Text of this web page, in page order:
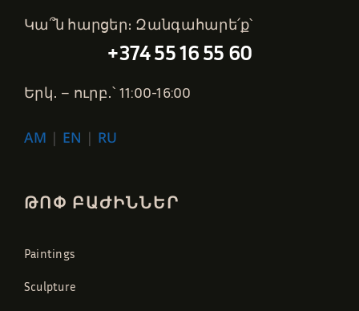
Կա՞ն հարցեր։ Զանգահարե՛ք՝
+374 55 16 55 60
Երկ․ – ուրբ․՝ 11:00-16:00
AM | EN | RU
ԹՈՓ ԲԱԺԻՆՆԵՐ
Paintings
Sculpture